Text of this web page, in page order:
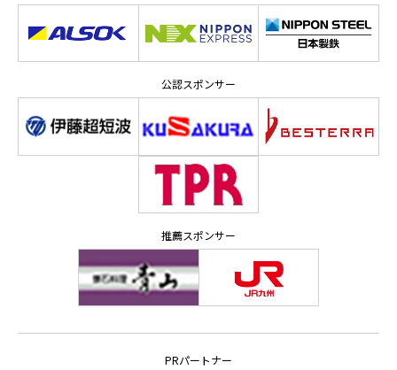
公認スポンサー
推薦スポンサー
PRパートナー